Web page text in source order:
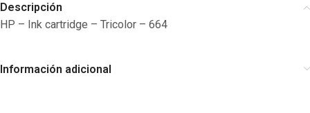
Descripción
HP – Ink cartridge – Tricolor – 664
Información adicional